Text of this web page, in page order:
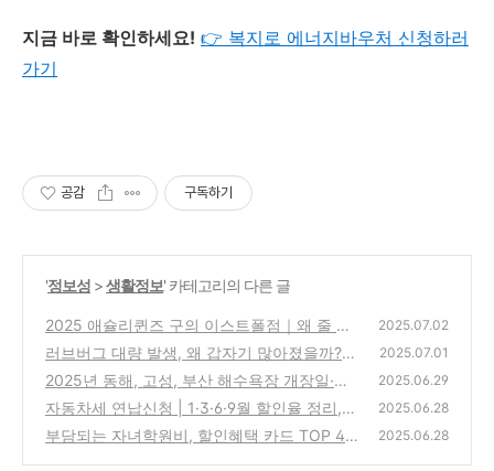
지금 바로 확인하세요! 👉 복지로 에너지바우처 신청하러
가기
공감 구독하기
'정보성 >생활정보' 카테고리의 다른 글
2025 애슐리퀸즈 구의 이스트폴점｜왜 줄 서
서 먹는지 알게 되는 뷔페 명소
(4)
2025.07.02
러브버그 대량 발생, 왜 갑자기 많아졌을까?
원인과 대처법 총정리
(0)
2025.07.01
2025년 동해, 고성, 부산 해수욕장 개장일·운
영시간·요금·주차까지 총정리
(8)
2025.06.29
자동차세 연납신청 | 1·3·6·9월 할인율 정리,
지금 신청하면 최대 얼마나?
(1)
2025.06.28
부담되는 자녀학원비, 할인혜택 카드 TOP 4
2025.06.28